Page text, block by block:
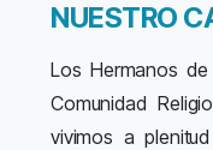
NUESTRO
Los Hermanos
Comunidad
vivimos a